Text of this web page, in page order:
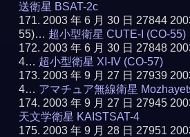
送衛星 BSAT-2c
2003 年 6 月 30 日 27844
55)… 超小型衛星 CUTE-I (CO-55)
2003 年 6 月 30 日 27848
4… 超小型衛星 XI-IV (CO-57)
2003 年 9 月 27 日 27939
4… アマチュア無線衛星
2003 年 9 月 27 日 27945
天文学衛星 KAISTSAT-4
2003 年 9 月 28 日 27951